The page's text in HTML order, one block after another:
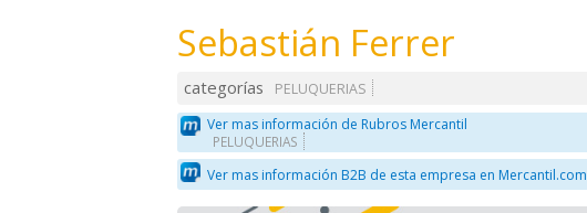
Sebastián Ferrer
categorías
PELUQUERIAS
Ver mas información de Rubros Mercantil
PELUQUERIAS
Ver mas información B2B de esta empresa en Mercantil.com